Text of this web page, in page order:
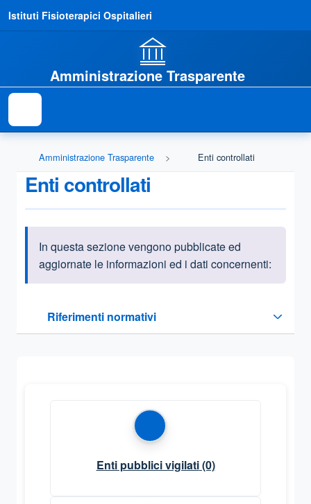
Istituti Fisioterapici Ospitalieri
Amministrazione Trasparente
Amministrazione Trasparente Enti controllati
Enti controllati
Informazioni introduttive
In questa sezione vengono pubblicate ed
aggiornate le informazioni ed i dati concernenti:
Riferimenti normativi
Sezione compressa
Enti pubblici vigilati(0)